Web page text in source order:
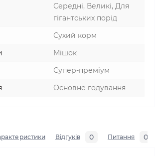
Середні, Великі, Для
гігантських порід
Сухий корм
Мішок
Супер-преміум
Основне годування
Відгуків 0 Питання 0